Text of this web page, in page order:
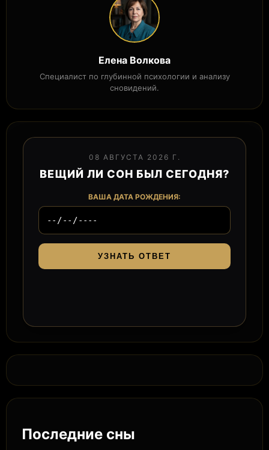
Елена Волкова
Специалист по глубинной психологии и анализу
сновидений.
08 АВГУСТА 2026 Г.
ВЕЩИЙ ЛИ СОН БЫЛ СЕГОДНЯ?
ВАША ДАТА РОЖДЕНИЯ:
УЗНАТЬ ОТВЕТ
Последние сны